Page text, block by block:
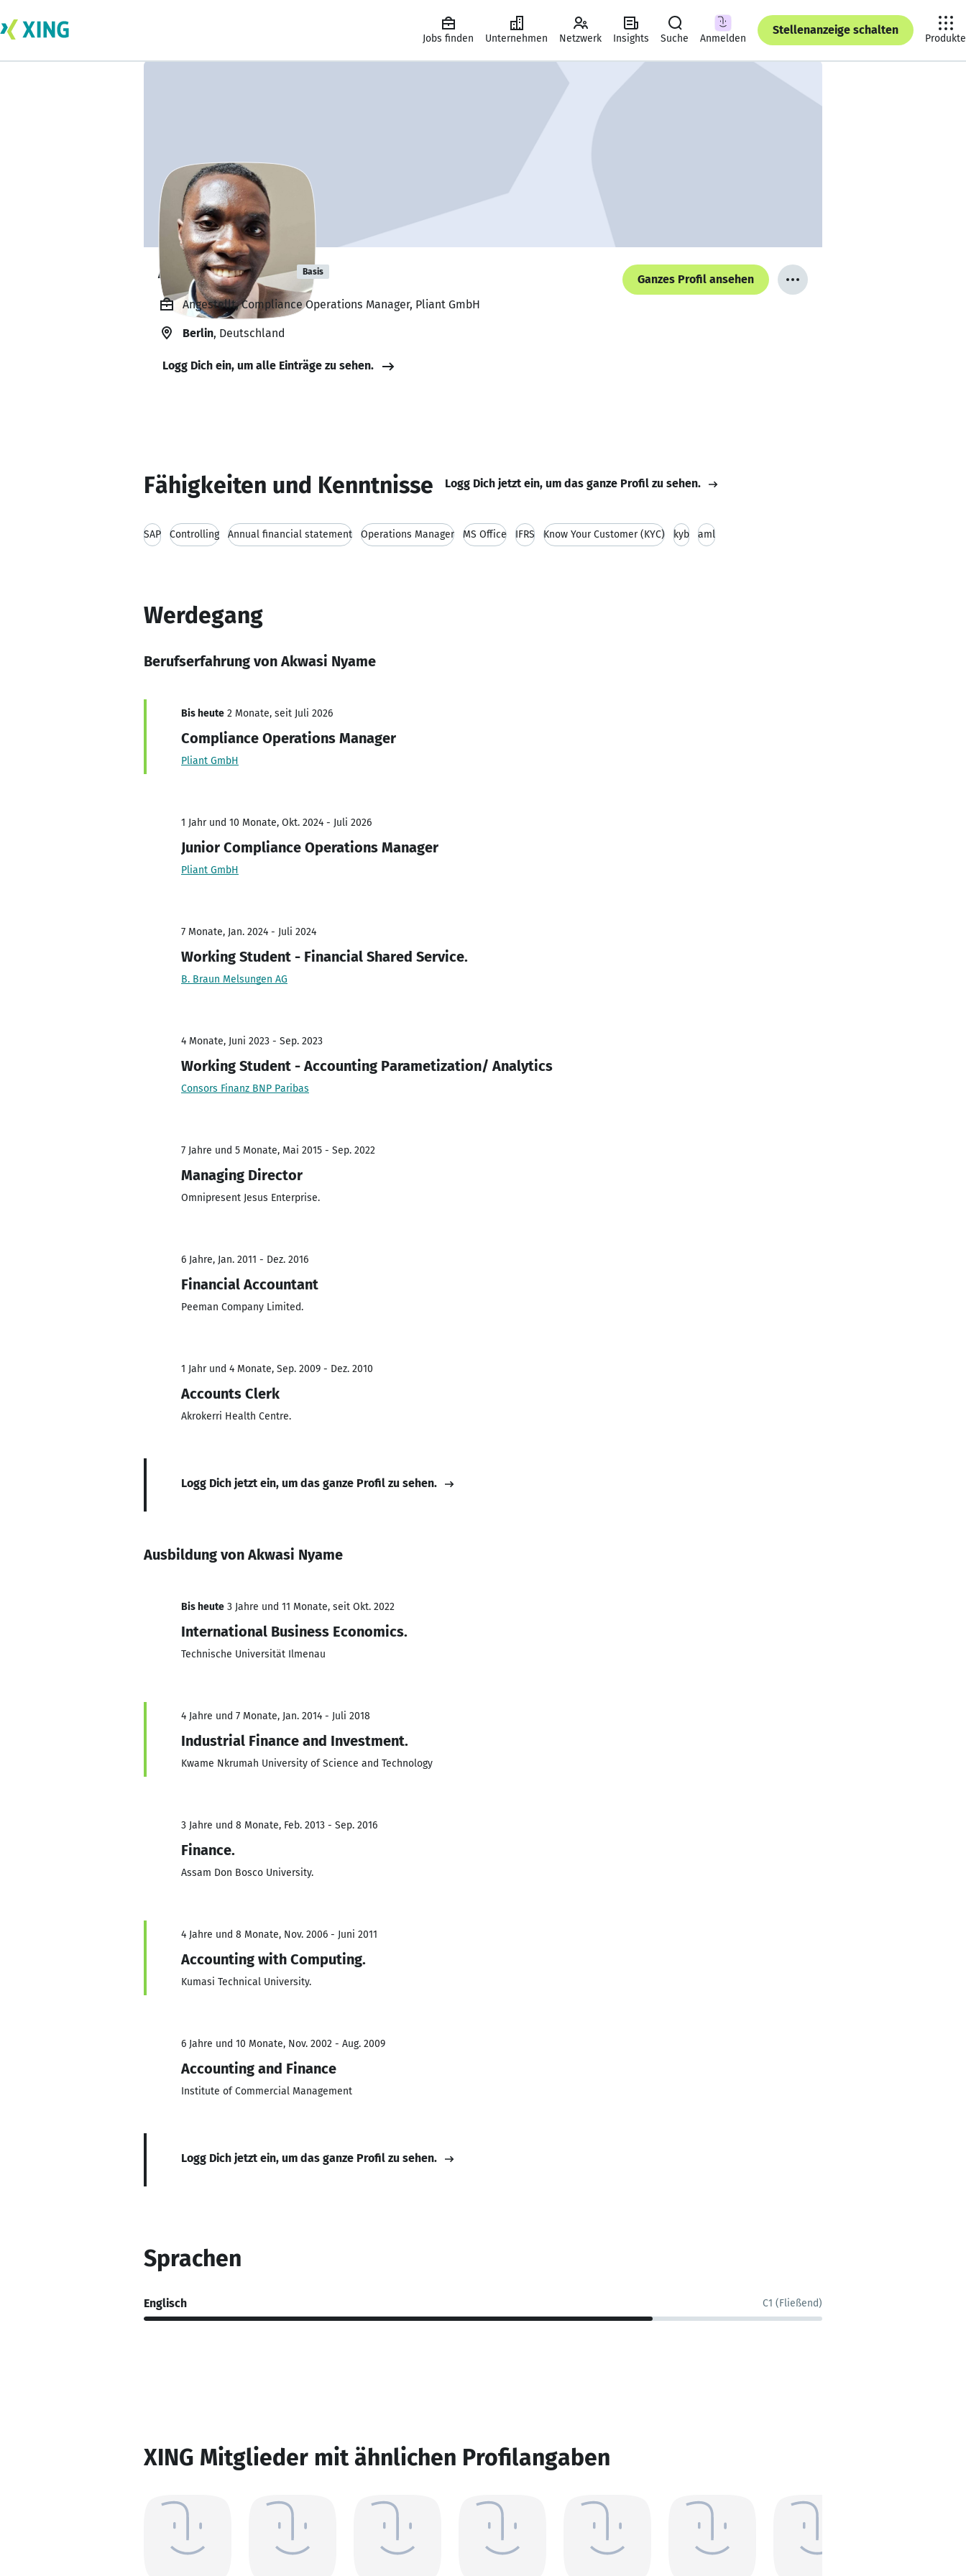
Jobs finden Unternehmen Netzwerk Insights Suche Anmelden
Stellenanzeige schalten
Produkte
Akwasi Nyame Basis
Ganzes Profil ansehen
Angestellt, Compliance Operations Manager, Pliant GmbH
Berlin, Deutschland
Logg Dich ein, um alle Einträge zu sehen.
Fähigkeiten und Kenntnisse Logg Dich jetzt ein, um das ganze Profil zu sehen.
SAP Controlling Annual financial statement Operations Manager MS Office IFRS Know Your Customer (KYC) kyb aml
Werdegang
Berufserfahrung von Akwasi Nyame
Bis heute 2 Monate, seit Juli 2026
Compliance Operations Manager
Pliant GmbH
1 Jahr und 10 Monate, Okt. 2024 - Juli 2026
Junior Compliance Operations Manager
Pliant GmbH
7 Monate, Jan. 2024 - Juli 2024
Working Student - Financial Shared Service.
B. Braun Melsungen AG
4 Monate, Juni 2023 - Sep. 2023
Working Student - Accounting Parametization/ Analytics
Consors Finanz BNP Paribas
7 Jahre und 5 Monate, Mai 2015 - Sep. 2022
Managing Director
Omnipresent Jesus Enterprise.
6 Jahre, Jan. 2011 - Dez. 2016
Financial Accountant
Peeman Company Limited.
1 Jahr und 4 Monate, Sep. 2009 - Dez. 2010
Accounts Clerk
Akrokerri Health Centre.
Logg Dich jetzt ein, um das ganze Profil zu sehen.
Ausbildung von Akwasi Nyame
Bis heute 3 Jahre und 11 Monate, seit Okt. 2022
International Business Economics.
Technische Universität Ilmenau
4 Jahre und 7 Monate, Jan. 2014 - Juli 2018
Industrial Finance and Investment.
Kwame Nkrumah University of Science and Technology
3 Jahre und 8 Monate, Feb. 2013 - Sep. 2016
Finance.
Assam Don Bosco University.
4 Jahre und 8 Monate, Nov. 2006 - Juni 2011
Accounting with Computing.
Kumasi Technical University.
6 Jahre und 10 Monate, Nov. 2002 - Aug. 2009
Accounting and Finance
Institute of Commercial Management
Logg Dich jetzt ein, um das ganze Profil zu sehen.
Sprachen
Englisch C1 (Fließend)
XING Mitglieder mit ähnlichen Profilangaben